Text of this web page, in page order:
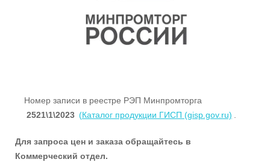
Номер записи в реестре РЭП Минпромторга
2521\1\2023 (Каталог продукции ГИСП (gisp.gov.ru) .
Для запроса цен и заказа обращайтесь в
Коммерческий отдел.